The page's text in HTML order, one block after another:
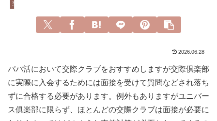
交際倶楽部
2026.06.28
パパ活において交際クラブをおすすめしますが交際倶楽部
に実際に入会するためには面接を受けて質問などされ落ち
ずに合格する必要があります。例外もありますがユニバー
ス俱楽部に限らず、ほとんどの交際クラブは面接が必要に